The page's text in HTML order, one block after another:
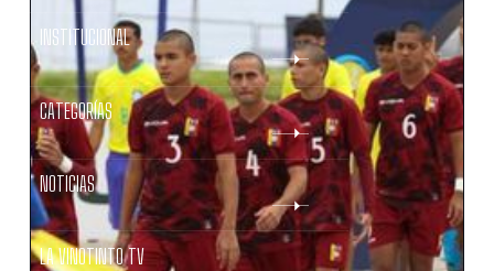
INSTITUCIONAL
CATEGORÍAS
NOTICIAS
LA VINOTINTO TV